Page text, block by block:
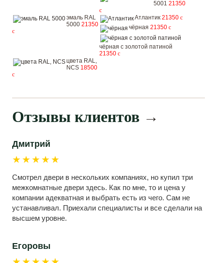
5001 21350
c
эмаль RAL
5000 21350
c
Атлантик 21350 c
чёрная 21350 c
чёрная с золотой патиной
21350 c
цвета RAL,
NCS 18500
c
Отзывы клиентов →
Дмитрий
★★★★★
Смотрел двери в нескольких компаниях, но купил три
межкомнатные двери здесь. Как по мне, то и цена у
компании адекватная и выбрать есть из чего. Сам не
устанавливал. Приехали специалисты и все сделали на
высшем уровне.
Егоровы